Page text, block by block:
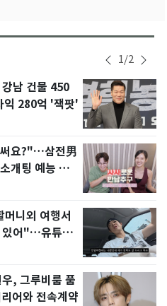
1/2
남 건물 450
익 280억 '잭팟'
요?"…삼전男
개팅 예능 화
니외 여행서
있어"…유튜브
, 그루비룸 품
어와 전속계약